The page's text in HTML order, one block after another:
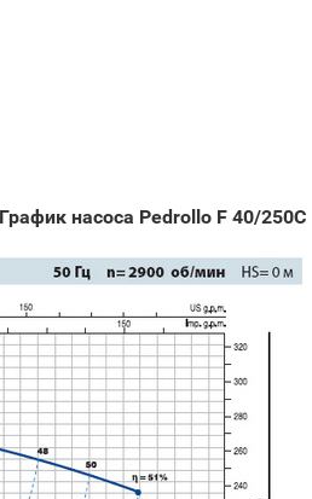
График насоса Pedrollo F 40/250C